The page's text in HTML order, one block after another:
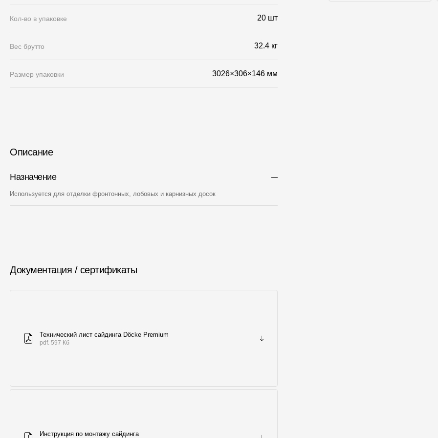
Кол-во в упаковке 20 шт
Вес брутто 32.4 кг
Размер упаковки 3026×306×146 мм
Описание
Назначение
Используется для отделки фронтонных, лобовых и карнизных досок
Документация / сертификаты
Технический лист сайдинга Döcke Premium
pdf. 597 Кб
Инструкция по монтажу сайдинга